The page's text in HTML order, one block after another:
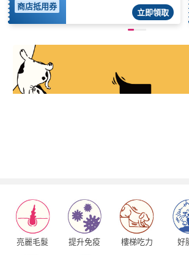
商店抵用券
立即領取
亮麗毛髮 提升免疫 樓梯吃力 好